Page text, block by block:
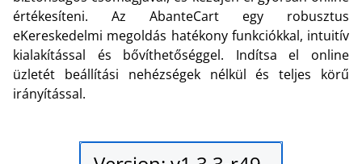
értékesíteni. Az AbanteCart egy robusztus
eKereskedelmi megoldás hatékony funkciókkal, intuitív
kialakítással és bővíthetőséggel. Indítsa el online
üzletét beállítási nehézségek nélkül és teljes körű
irányítással.